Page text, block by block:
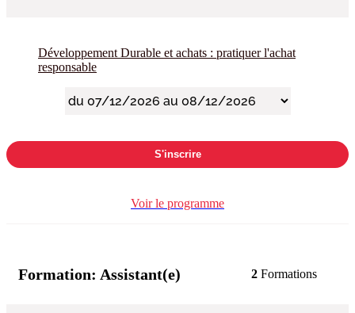
Développement Durable et achats : pratiquer l'achat
responsable
S'inscrire
Voir le programme
Formation: Assistant(e) 2 Formations